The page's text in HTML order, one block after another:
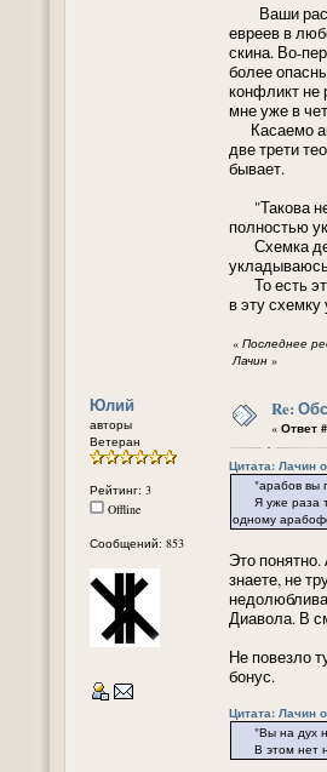
Ваши
евреев в
скина. Во-
более
конфликт не
мне уже в
Касаемо
две трети
бывает.
"Такова
полностью
Схемка
То есть
в эту
« Последнее
Лачин »
Юлий
авторы
Ветеран
Рейтинг: 3
Offline
Сообщений: 853
Re:
« Ответ
Цитата: Лачин
"арабов вы
Я уже раза
одному
Это
знаете, не
Диавола. В
Не повезло
бонус.
Цитата: Лачин
"Вы на дух не
В этом нет